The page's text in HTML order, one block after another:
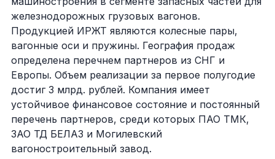
железнодорожных грузовых вагонов.
Продукцией ИРЖТ являются колесные пары,
вагонные оси и пружины. География продаж
определена перечнем партнеров из СНГ и
Европы. Объем реализации за первое полугодие
достиг 3 млрд. рублей. Компания имеет
устойчивое финансовое состояние и постоянный
перечень партнеров, среди которых ПАО ТМК,
ЗАО ТД БЕЛАЗ и Могилевский
вагоностроительный завод.